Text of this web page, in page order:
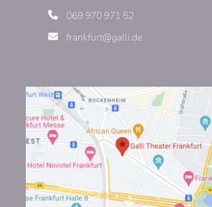
069 970 971 52
frankfurt@galli.de